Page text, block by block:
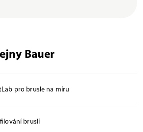
Bauer
pro brusle na míru
bruslí